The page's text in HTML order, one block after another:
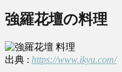
強羅花壇の料理
出典 : https://www.ikyu.com/